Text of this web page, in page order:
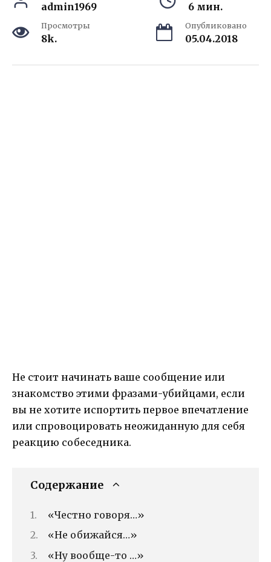
admin1969 6 мин.
Просмотры
8k.
Опубликовано
05.04.2018
Не стоит начинать ваше сообщение или
знакомство этими фразами-убийцами, если
вы не хотите испортить первое впечатление
или спровоцировать неожиданную для себя
реакцию собеседника.
Содержание
«Честно говоря…»
«Не обижайся…»
«Ну вообще-то …»